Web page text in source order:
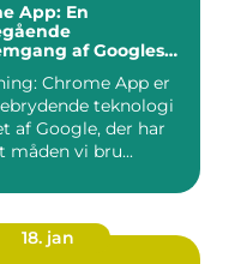
App: En
af Googles
App er
teknologi
af Google, der har
vi bru...
18. jan